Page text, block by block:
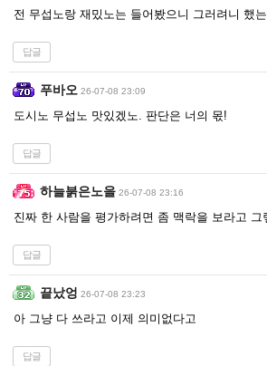
전 무섭노랑 재밌노는 들어봤으니 그러려니 했
답글
푸바오 26-07-08 23:09
도시노 무섭노 맛있겠노. 판단은 너의 몫!
답글
하늘붉은노을 26-07-08 23:16
진짜 한 사람을 평가하려면 좀 맥락을 보라고 그
답글
끝났엉 26-07-08 23:23
아 그냥 다 쓰라고 이제 의미없다고
답글